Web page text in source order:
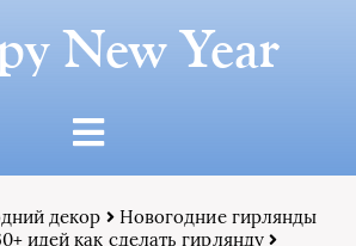
New Year
декор
Новогодние гирлянды
идей как сделать гирлянду